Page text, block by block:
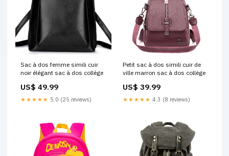
Sac à dos femme simili cuir
noir élégant sac à dos collège
US$ 49.99
★★★★★ 5.0 (25 reviews)
Petit sac à dos simili cuir de
ville marron sac à dos collège
US$ 39.99
★★★★★ 4.3 (8 reviews)